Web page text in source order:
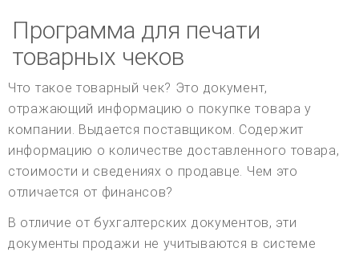
Программа для печати
товарных чеков
Что такое товарный чек? Это документ,
отражающий информацию о покупке товара у
компании. Выдается поставщиком. Содержит
информацию о количестве доставленного товара,
стоимости и сведениях о продавце. Чем это
отличается от финансов?
В отличие от бухгалтерских документов, эти
документы продажи не учитываются в системе